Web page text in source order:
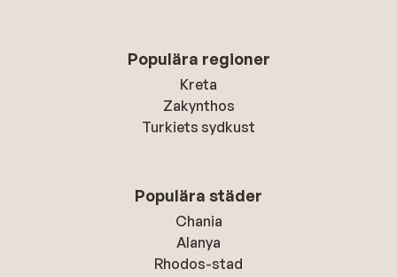
Populära regioner
Kreta
Zakynthos
Turkiets sydkust
Populära städer
Chania
Alanya
Rhodos-stad